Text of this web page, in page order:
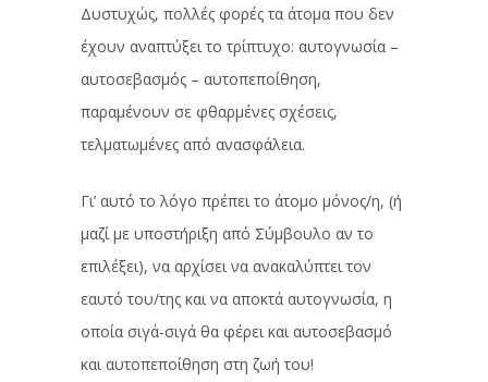
Δυστυχώς, πολλές φορές τα άτομα που δεν
έχουν αναπτύξει το τρίπτυχο: αυτογνωσία –
αυτοσεβασμός – αυτοπεποίθηση,
παραμένουν σε φθαρμένες σχέσεις,
τελματωμένες από ανασφάλεια.
Γι’ αυτό το λόγο πρέπει το άτομο μόνος/η, (ή
μαζί με υποστήριξη από Σύμβουλο αν το
επιλέξει), να αρχίσει να ανακαλύπτει τον
εαυτό του/της και να αποκτά αυτογνωσία, η
οποία σιγά-σιγά θα φέρει και αυτοσεβασμό
και αυτοπεποίθηση στη ζωή του!